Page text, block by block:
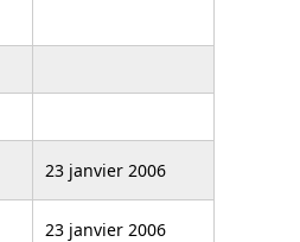
23 janvier 2006
23 janvier 2006